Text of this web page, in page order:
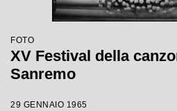
FOTO
XV Festival della
Sanremo
29 GENNAIO 1965